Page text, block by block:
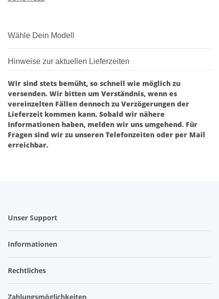
Wähle Dein Modell
Hinweise zur aktuellen Lieferzeiten
Wir sind stets bemüht, so schnell wie möglich zu
versenden. Wir bitten um Verständnis, wenn es
vereinzelten Fällen dennoch zu Verzögerungen der
Lieferzeit kommen kann. Sobald wir nähere
Informationen haben, melden wir uns umgehend. Für
Fragen sind wir zu unseren Telefonzeiten oder per Mail
erreichbar.
Unser Support
Informationen
Rechtliches
Zahlungsmöglichkeiten